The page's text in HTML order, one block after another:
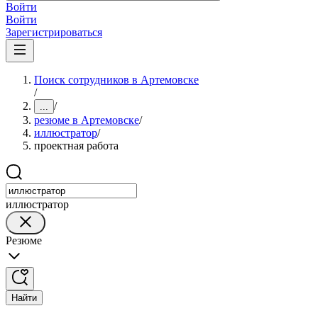
Войти
Войти
Зарегистрироваться
Поиск сотрудников в Артемовске
/
... /
резюме в Артемовске/
иллюстратор/
проектная работа
иллюстратор
Резюме
Найти